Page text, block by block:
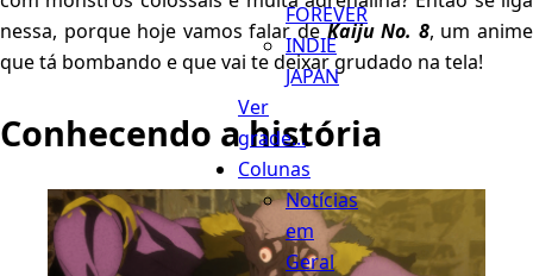
FOREVER
INDIE
JAPAN
Ver
grade...
Colunas
Notícias
em
Geral
nessa, porque hoje vamos falar deKaiju No. 8, um anime
que tá bombando e que vai te deixar grudado na tela!
Conhecendo a história